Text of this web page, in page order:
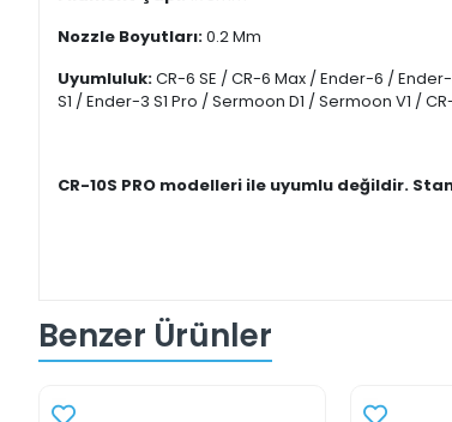
Nozzle Boyutları:0.2 Mm
Uyumluluk:CR-6 SE / CR-6 Max / Ender-6 /
S1 / Ender-3 S1 Pro / Sermoon D1 / Sermoon V1 /
CR-10S PRO modelleri ile uyumlu değildir.
Benzer Ürünler